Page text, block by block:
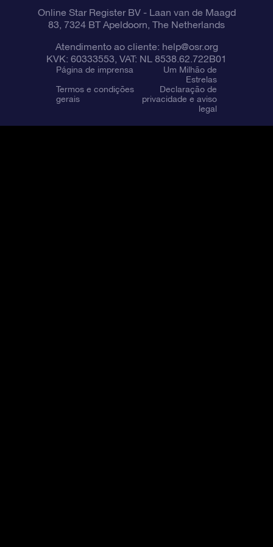
Online Star Register BV- Laan van de Maagd
83, 7324 BT Apeldoorn, The Netherlands
Atendimento ao cliente: help@osr.org
KVK: 60333553, VAT: NL 8538.62.722B01
Página de imprensa
Um Milhão de
Estrelas
Termos e condições
gerais
Declaração de
privacidade e aviso
legal